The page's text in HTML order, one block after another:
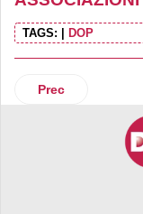
TAGS: DOP
Articolo
Prec